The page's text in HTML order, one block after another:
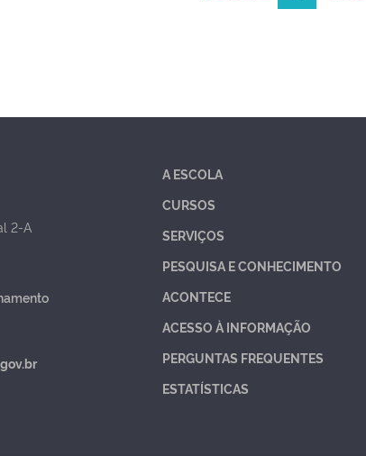
2-A
A ESCOLA
CURSOS
SERVIÇOS
PESQUISA E CONHECIMENTO
ACONTECE
ACESSO À INFORMAÇÃO
PERGUNTAS FREQUENTES
ESTATÍSTICAS